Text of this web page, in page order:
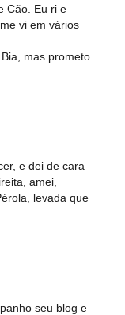
Cão. Eu ri e
vi em vários
mas prometo
e dei de cara
amei,
levada que
seu blog e